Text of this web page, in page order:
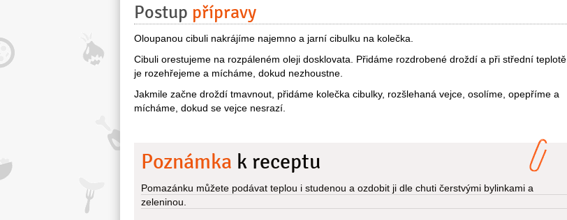
Postup přípravy
Oloupanou cibuli nakrájíme najemno a jarní cibulku na kolečka.
Cibuli orestujeme na rozpáleném oleji dosklovata. Přidáme rozdrobené droždí a při střední teplotě
je rozehřejeme a mícháme, dokud nezhoustne.
Jakmile začne droždí tmavnout, přidáme kolečka cibulky, rozšlehaná vejce, osolíme, opepříme a
mícháme, dokud se vejce nesrazí.
Poznámka k receptu
Pomazánku můžete podávat teplou i studenou a ozdobit ji dle chuti čerstvými bylinkami a
zeleninou.